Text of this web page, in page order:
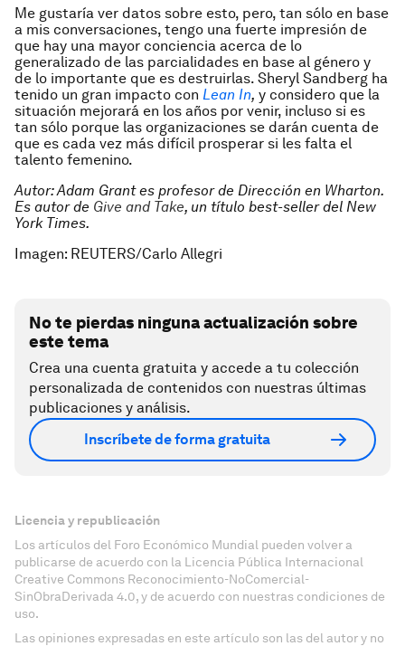
Me gustaría ver datos sobre esto, pero, tan sólo en base
a mis conversaciones, tengo una fuerte impresión de
que hay una mayor conciencia acerca de lo
generalizado de las parcialidades en base al género y
de lo importante que es destruirlas. Sheryl Sandberg ha
tenido un gran impacto con Lean In, y considero que la
situación mejorará en los años por venir, incluso si es
tan sólo porque las organizaciones se darán cuenta de
que es cada vez más difícil prosperar si les falta el
talento femenino.
Autor: Adam Grant es profesor de Dirección en Wharton.
Es autor de Give and Take, un título best-seller del New
York Times.
Imagen: REUTERS/Carlo Allegri
No te pierdas ninguna actualización sobre
este tema
Crea una cuenta gratuita y accede a tu colección
personalizada de contenidos con nuestras últimas
publicaciones y análisis.
Inscríbete de forma gratuita
Licencia y republicación
Los artículos del Foro Económico Mundial pueden volver a
publicarse de acuerdo con la Licencia Pública Internacional
Creative Commons Reconocimiento-NoComercial-
SinObraDerivada 4.0, y de acuerdo con nuestras condiciones de
uso.
Las opiniones expresadas en este artículo son las del autor y no